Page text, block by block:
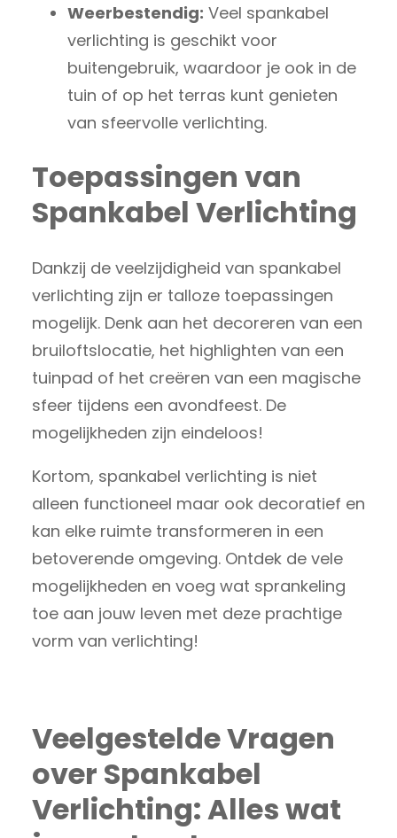
Weerbestendig: Veel spankabel
verlichting is geschikt voor
buitengebruik, waardoor je ook in de
tuin of op het terras kunt genieten
van sfeervolle verlichting.
Toepassingen van
Spankabel Verlichting
Dankzij de veelzijdigheid van spankabel
verlichting zijn er talloze toepassingen
mogelijk. Denk aan het decoreren van een
bruiloftslocatie, het highlighten van een
tuinpad of het creëren van een magische
sfeer tijdens een avondfeest. De
mogelijkheden zijn eindeloos!
Kortom, spankabel verlichting is niet
alleen functioneel maar ook decoratief en
kan elke ruimte transformeren in een
betoverende omgeving. Ontdek de vele
mogelijkheden en voeg wat sprankeling
toe aan jouw leven met deze prachtige
vorm van verlichting!
Veelgestelde Vragen
over Spankabel
Verlichting: Alles wat